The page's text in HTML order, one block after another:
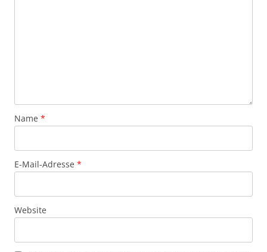
Name *
E-Mail-Adresse *
Website